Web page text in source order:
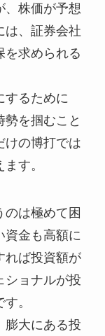
、株価が予想
は、証券会社
を求められる
するために
を掴むこと
けの博打では
す。
のは極めて困
資金も高額に
れば投資額が
ショナルが投
。
膨大にある投